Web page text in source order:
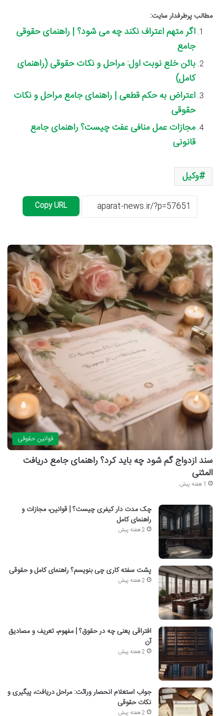
مطالب پرطرفدار سایت:
اگر متهم اعتراف نکند چه می شود؟ | راهنمای حقوقی
جامع
بائن خلع نوبت اول: مراحل و نکات حقوقی (راهنمای
کامل)
اعتراض به حکم قطعی | راهنمای جامع مراحل و نکات
حقوقی
مجازات عمل منافی عفت چیست؟ راهنمای جامع
قانونی
وکیل
Copy URL
قوانین حقوقی
سند ازدواج گم شود چه باید کرد؟ راهنمای جامع دریافت
المثنی
1 هفته پیش
چک مدت دار کیفری چیست؟ | قوانین، مجازات و
راهنمای کامل
2 هفته پیش
پشت سفته کاری چی بنویسم؟ راهنمای کامل و حقوقی
2 هفته پیش
افتراقی یعنی چه در حقوق؟ | مفهوم، تعریف و مصادیق
آن
2 هفته پیش
جواب استعلام انحصار وراثت: مراحل دریافت، پیگیری و
نکات حقوقی
2 هفته پیش